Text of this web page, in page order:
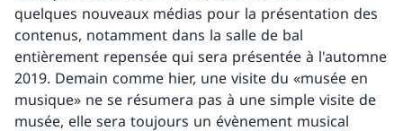
quelques nouveaux médias pour la présentation des
contenus, notamment dans la salle de bal
entièrement repensée qui sera présentée à l'automne
2019. Demain comme hier, une visite du «musée en
musique» ne se résumera pas à une simple visite de
musée, elle sera toujours un évènement musical